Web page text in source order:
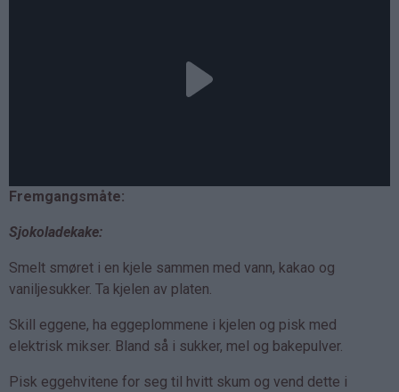
Fremgangsmåte:
Sjokoladekake:
Smelt smøret i en kjele sammen med vann, kakao og
vaniljesukker. Ta kjelen av platen.
Skill eggene, ha eggeplommene i kjelen og pisk med
elektrisk mikser. Bland så i sukker, mel og bakepulver.
Pisk eggehvitene for seg til hvitt skum og vend dette i